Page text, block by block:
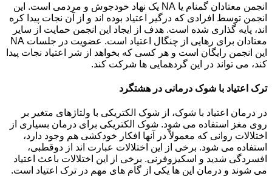
انجمن معتادان گمنام یا NA یک نهاد خودجوش و مردمی است. این
انجمن توسط افرادی که درگیر اعتیاد بوده اند و از آن نجات پیدا کره
اند، پایه گذاری شده است. هدف از ایجاد این انجمن حمایت از سایر
معتادان برای رهایی از چنگال اعتیاد است. عضویت در جلسات NA
این انجمن رایگان است و هر کسی که بخواهد از شر اعتیاد نجات پیدا
کند، می تواند در این گردهمایی ها شرکت کند.
ترک اعتیاد با شوک درمانی در هشتگرد
در درمان اعتیاد با شوک، از شوک الکتریکی با ولتاژهای متغیر بر
روی مغز استفاده می شود. شوک الکتریکی برای درمان بسیاری از
اختلالات روانی که معمولاً در آنها افکار خودکشی هم وجود دارد،
استفاده می شود. برخی از این اختلالات عبارت اند از دوقطبی،
افسردگی شدید و اسکیزوفرنی. برخی از این اختلالات باعث اعتیاد
می شوند و درمان این ها یکی از گام های مهم در ترک اعتیاد است.